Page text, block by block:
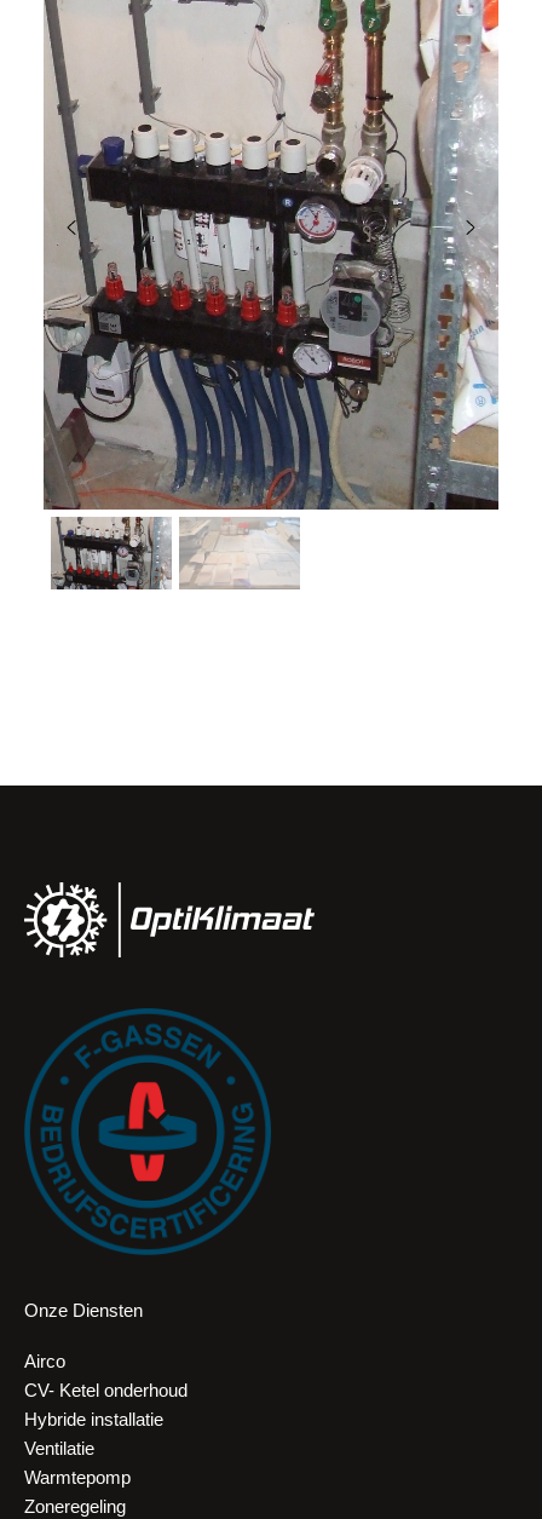
Onze Diensten
Airco
CV- Ketel onderhoud
Hybride installatie
Ventilatie
Warmtepomp
Zoneregeling